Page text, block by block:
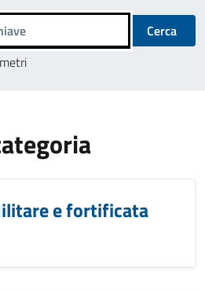
Cerca
e fortificata